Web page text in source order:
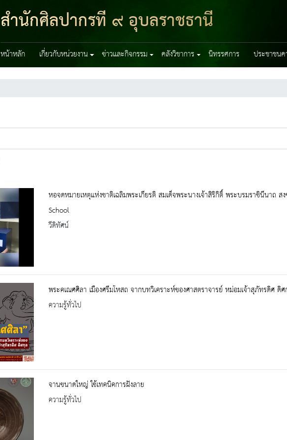
สำนักศิลปากรที่ ๙ อุบลราชธานี
หน้าหลัก เกี่ยวกับหน่วยงาน ข่าวและกิจกรรม คลังวิชาการ นิทรรศการ ประชาชน
หอจดหมายเหตุแห่งชาติเฉลิมพระเกียรติ สมเด็จพระนางเจ้าสิริกิติ์ พระบรมราชินีนาถ ส
School
วีดิทัศน์
พระคเณศศิลา เมืองศรีมโหสถ จากบทวิเคราะห์ของศาสตราจารย์ หม่อมเจ้าสุภัทรดิศ ดิ
ความรู้ทั่วไป
จานขนาดใหญ่ ใช้เทคนิคการฝังลาย
ความรู้ทั่วไป